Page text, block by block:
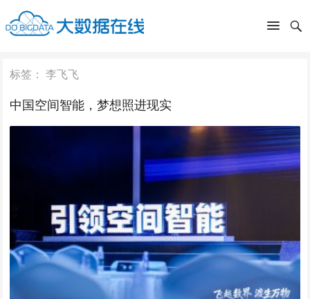
标签：李飞飞
中国空间智能，梦想照进现实